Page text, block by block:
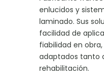
enlucidos y
laminado. Sus
facilidad de
fiabilidad en
adaptados tanto
rehabilitación.